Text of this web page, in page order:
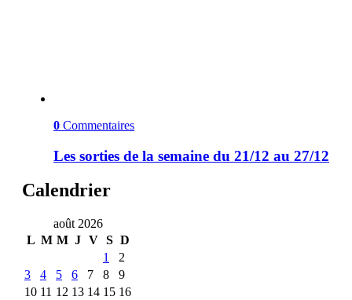
0 Commentaires
Les sorties de la semaine du 21/12 au 27/12
Calendrier
août 2026
L M M J V S D
1
2
3
4 5 6 7 8
9
10 11 12 13 14 15 16